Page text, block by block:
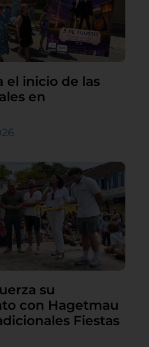
el inicio de las
en
su
con Hagetmau
Fiestas